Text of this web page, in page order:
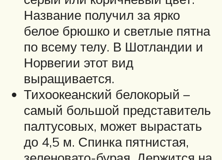
Название получил за ярко
белое брюшко и светлые пятна
по всему телу. В Шотландии и
Норвегии этот вид
выращивается.
Тихоокеанский белокорый –
самый большой представитель
палтусовых, может вырастать
до 4,5 м. Спинка пятнистая,